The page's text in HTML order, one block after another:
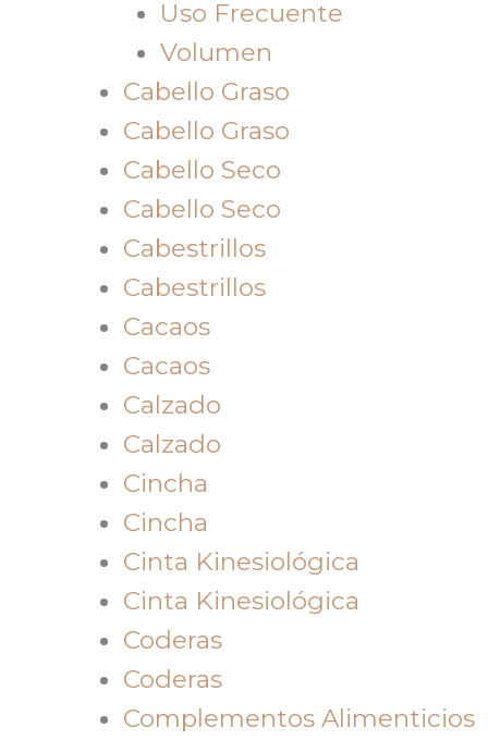
Uso Frecuente
Volumen
Cabello Graso
Cabello Graso
Cabello Seco
Cabello Seco
Cabestrillos
Cabestrillos
Cacaos
Cacaos
Calzado
Calzado
Cincha
Cincha
Cinta Kinesiológica
Cinta Kinesiológica
Coderas
Coderas
Complementos Alimenticios